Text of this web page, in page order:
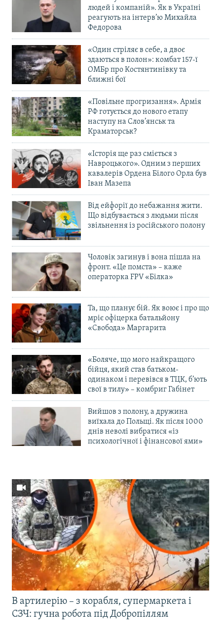
людей і компаній». Як в Україні
реагують на інтерв’ю Михайла
Федорова
«Один стріляє в себе, а двоє
здаються в полон»: комбат 157-ї
ОМБр про Костянтинівку та
ближні бої
«Повільне прогризання». Армія
РФ готується до нового етапу
наступу на Слов’янськ та
Краматорськ?
«Історія ще раз сміється з
Навроцького». Одним з перших
кавалерів Ордена Білого Орла був
Іван Мазепа
Від ейфорії до небажання жити.
Що відбувається з людьми після
звільнення із російського полону
Чоловік загинув і вона пішла на
фронт. «Це помста» – каже
операторка FPV «Білка»
Та, що планує бій. Як воює і про що
мріє офіцерка батальйону
«Свобода» Маргарита
«Боляче, що мого найкращого
бійця, який став батьком-
одинаком і перевівся в ТЦК, б’ють
свої в тилу» – комбриг Габінет
Вийшов з полону, а дружина
виїхала до Польщі. Як після 1000
днів неволі вибратися «із
психологічної і фінансової ями»
В артилерію – з корабля, супермаркета і
СЗЧ: гучна робота під Добропіллям